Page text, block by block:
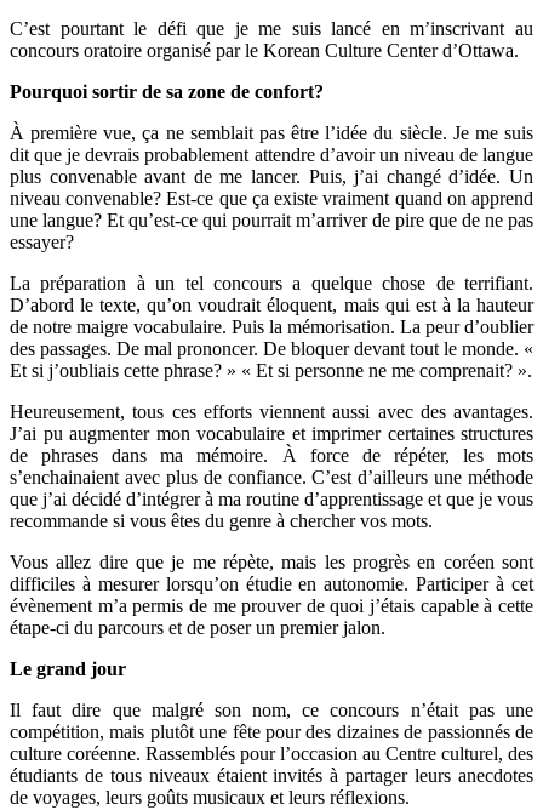
C’est pourtant le défi que je me suis lancé en m’inscrivant au
concours oratoire organisé par le Korean Culture Center d’Ottawa.
Pourquoi sortir de sa zone de confort?
À première vue, ça ne semblait pas être l’idée du siècle. Je me suis
dit que je devrais probablement attendre d’avoir un niveau de langue
plus convenable avant de me lancer. Puis, j’ai changé d’idée. Un
niveau convenable? Est-ce que ça existe vraiment quand on apprend
une langue? Et qu’est-ce qui pourrait m’arriver de pire que de ne pas
essayer?
La préparation à un tel concours a quelque chose de terrifiant.
D’abord le texte, qu’on voudrait éloquent, mais qui est à la hauteur
de notre maigre vocabulaire. Puis la mémorisation. La peur d’oublier
des passages. De mal prononcer. De bloquer devant tout le monde. «
Et si j’oubliais cette phrase? » « Et si personne ne me comprenait? ».
Heureusement, tous ces efforts viennent aussi avec des avantages.
J’ai pu augmenter mon vocabulaire et imprimer certaines structures
de phrases dans ma mémoire. À force de répéter, les mots
s’enchainaient avec plus de confiance. C’est d’ailleurs une méthode
que j’ai décidé d’intégrer à ma routine d’apprentissage et que je vous
recommande si vous êtes du genre à chercher vos mots.
Vous allez dire que je me répète, mais les progrès en coréen sont
difficiles à mesurer lorsqu’on étudie en autonomie. Participer à cet
évènement m’a permis de me prouver de quoi j’étais capable à cette
étape-ci du parcours et de poser un premier jalon.
Le grand jour
Il faut dire que malgré son nom, ce concours n’était pas une
compétition, mais plutôt une fête pour des dizaines de passionnés de
culture coréenne. Rassemblés pour l’occasion au Centre culturel, des
étudiants de tous niveaux étaient invités à partager leurs anecdotes
de voyages, leurs goûts musicaux et leurs réflexions.